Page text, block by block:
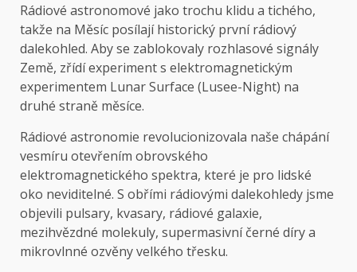
Rádiové astronomové jako trochu klidu a tichého,
takže na Měsíc posílají historický první rádiový
dalekohled. Aby se zablokovaly rozhlasové signály
Země, zřídí experiment s elektromagnetickým
experimentem Lunar Surface (Lusee-Night) na
druhé straně měsíce.
Rádiové astronomie revolucionizovala naše chápání
vesmíru otevřením obrovského
elektromagnetického spektra, které je pro lidské
oko neviditelné. S obřími rádiovými dalekohledy jsme
objevili pulsary, kvasary, rádiové galaxie,
mezihvězdné molekuly, supermasivní černé díry a
mikrovlnné ozvěny velkého třesku.